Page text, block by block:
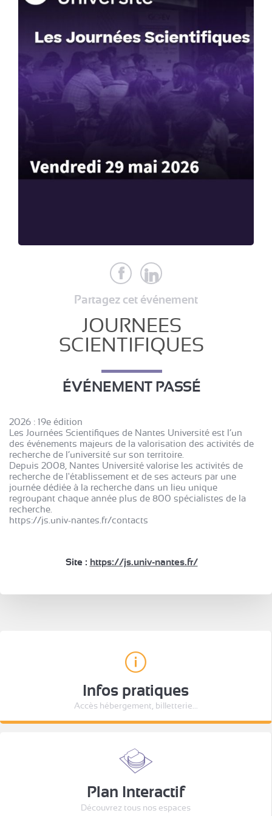
Partagez cet événement
JOURNEES
SCIENTIFIQUES
ÉVÉNEMENT PASSÉ
2026 : 19e édition
Les Journées Scientifiques de Nantes Université est l’un
des événements majeurs de la valorisation des activités de
recherche de l’université sur son territoire.
Depuis 2008, Nantes Université valorise les activités de
recherche de l'établissement et de ses acteurs par une
journée dédiée à la recherche dans un lieu unique
regroupant chaque année plus de 800 spécialistes de la
recherche.
https://js.univ-nantes.fr/contacts
Site : https://js.univ-nantes.fr/
Infos pratiques
Accès hébergement, billetterie...
Plan Interactif
Découvrez tous nos espaces